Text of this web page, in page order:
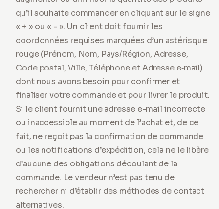
qu’il souhaite commander en cliquant sur le signe
« + » ou « - ». Un client doit fournir les
coordonnées requises marquées d’un astérisque
rouge (Prénom, Nom, Pays/Région, Adresse,
Code postal, Ville, Téléphone et Adresse e‑mail)
dont nous avons besoin pour confirmer et
finaliser votre commande et pour livrer le produit.
Si le client fournit une adresse e-mail incorrecte
ou inaccessible au moment de l’achat et, de ce
fait, ne reçoit pas la confirmation de commande
ou les notifications d’expédition, cela ne le libère
d’aucune des obligations découlant de la
commande. Le vendeur n’est pas tenu de
rechercher ni d’établir des méthodes de contact
alternatives.